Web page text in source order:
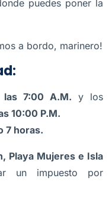
puedes poner la
a bordo, marinero!
7:00 A.M. y los
10:00 P.M.
7 horas.
Playa Mujeres e Isla
un impuesto por